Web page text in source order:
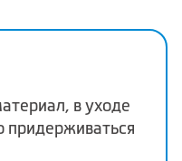
в уходе
придерживаться